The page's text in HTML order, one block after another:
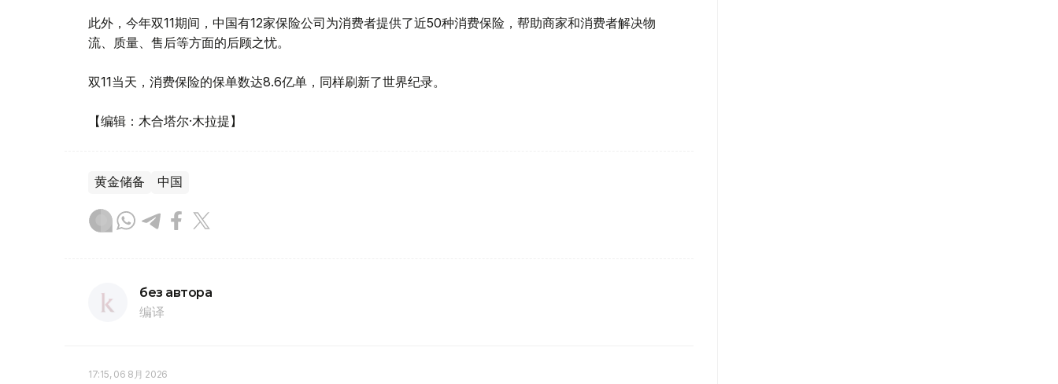
此外，今年双11期间，中国有12家保险公司为消费者提供了近50种消费保险，帮助商家和消费者解决物
流、质量、售后等方面的后顾之忧。
双11当天，消费保险的保单数达8.6亿单，同样刷新了世界纪录。
【编辑：木合塔尔·木拉提】
黄金储备 中国
без автора
编译
17:15, 06 8月 2026